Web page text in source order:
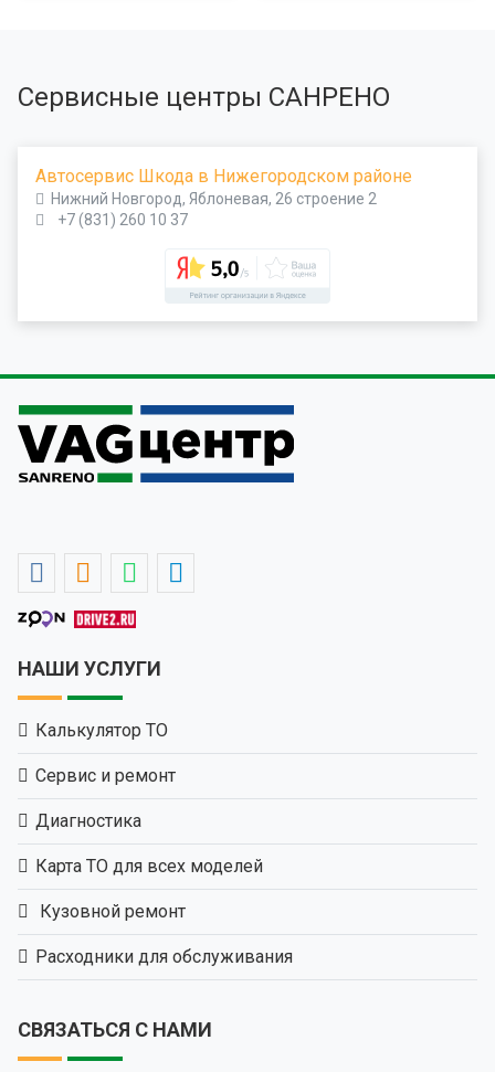
Сервисные центры САНРЕНО
Автосервис Шкода в Нижегородском районе
Нижний Новгород, Яблоневая, 26 строение 2
+7 (831) 260 10 37
НАШИ УСЛУГИ
Калькулятор ТО
Сервис и ремонт
Диагностика
Карта ТО для всех моделей
Кузовной ремонт
Расходники для обслуживания
СВЯЗАТЬСЯ С НАМИ